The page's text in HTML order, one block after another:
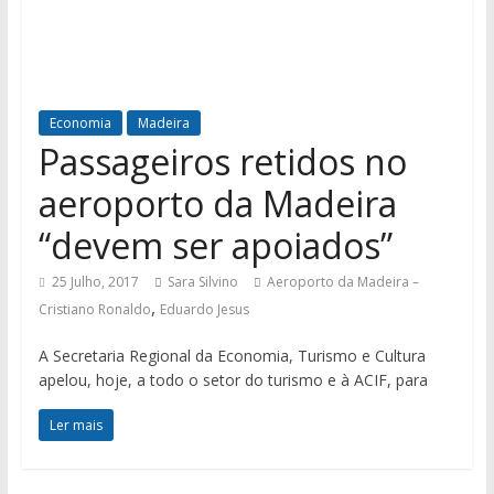
Economia Madeira
Passageiros retidos no
aeroporto da Madeira
“devem ser apoiados”
25 Julho, 2017 Sara Silvino
Aeroporto da Madeira –
Cristiano Ronaldo, Eduardo Jesus
A Secretaria Regional da Economia, Turismo e Cultura
apelou, hoje, a todo o setor do turismo e à ACIF, para
Ler mais